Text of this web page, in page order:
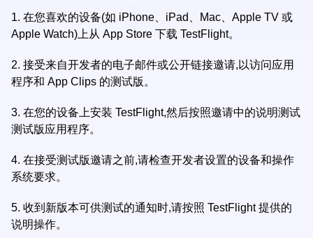
1. 在您喜欢的设备(如 iPhone、iPad、Mac、Apple TV 或
Apple Watch)上从 App Store 下载 TestFlight。
2. 接受来自开发者的电子邮件或公开链接邀请,以访问应用
程序和 App Clips 的测试版。
3. 在您的设备上安装 TestFlight,然后按照邀请中的说明测试
测试版应用程序。
4. 在接受测试版邀请之前,请检查开发者设置的设备和操作
系统要求。
5. 收到新版本可供测试的通知时,请按照 TestFlight 提供的
说明操作。